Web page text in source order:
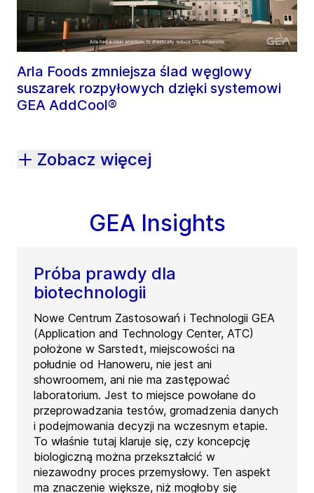
Arla Foods zmniejsza ślad węglowy
suszarek rozpyłowych dzięki systemowi
GEA AddCool®
Zobacz więcej
GEA Insights
Próba prawdy dla
biotechnologii
Nowe Centrum Zastosowań i Technologii GEA
(Application and Technology Center, ATC)
położone w Sarstedt, miejscowości na
południe od Hanoweru, nie jest ani
showroomem, ani nie ma zastępować
laboratorium. Jest to miejsce powołane do
przeprowadzania testów, gromadzenia danych
i podejmowania decyzji na wczesnym etapie.
To właśnie tutaj klaruje się, czy koncepcję
biologiczną można przekształcić w
niezawodny proces przemysłowy. Ten aspekt
ma znaczenie większe, niż mogłoby się